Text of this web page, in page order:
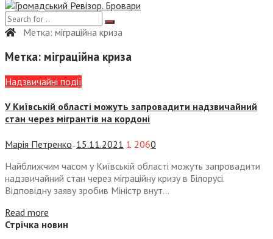
Метка: міграційна криза
Метка: міграційна криза
Надзвичайні події
У Київській області можуть запровадити надзвичайний
стан через мігрантів на кордоні
Марія Петренко — 15.11.2021 1 2060
Найближчим часом у Київській області можуть запровадити
надзвичайний стан через міграційну кризу в Білорусі.
Відповідну заяву зробив Міністр внут...
Read more
Стрічка новин